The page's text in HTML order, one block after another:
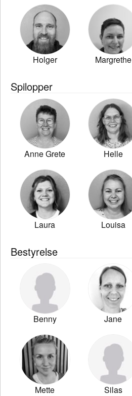
Holger Margrethe
Spilopper
Anne Grete Helle
Laura Louisa
Bestyrelse
Benny Jane
Mette Silas